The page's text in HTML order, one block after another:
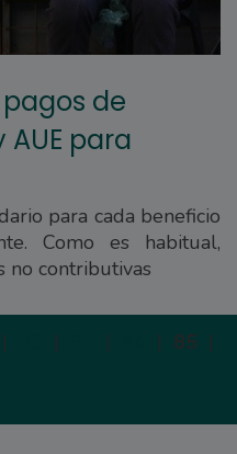
de
AUE para
para cada beneficio
Como es habitual,
no contributivas
| | | | 85 |